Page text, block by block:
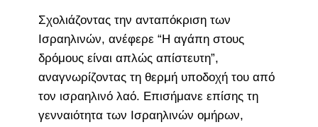
Σχολιάζοντας την ανταπόκριση των
Ισραηλινών, ανέφερε “Η αγάπη στους
δρόμους είναι απλώς απίστευτη”,
αναγνωρίζοντας τη θερμή υποδοχή του από
τον ισραηλινό λαό. Επισήμανε επίσης τη
γενναιότητα των Ισραηλινών ομήρων,